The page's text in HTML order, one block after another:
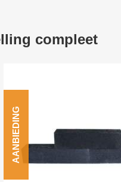
compleet
AANBIEDING